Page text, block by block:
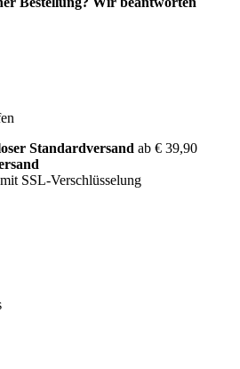
Standardversand ab € 39,90
mit SSL-Verschlüsselung